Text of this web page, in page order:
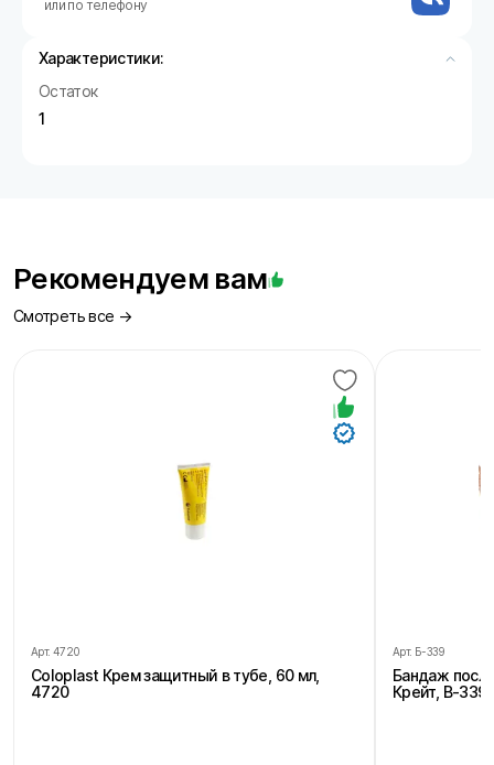
или по телефону
Характеристики:
Остаток
1
Рекомендуем вам
Смотреть все →
Арт. 4720
Coloplast Крем защитный в тубе, 60 мл,
4720
Арт. Б-339
Бандаж
Крейт, В-